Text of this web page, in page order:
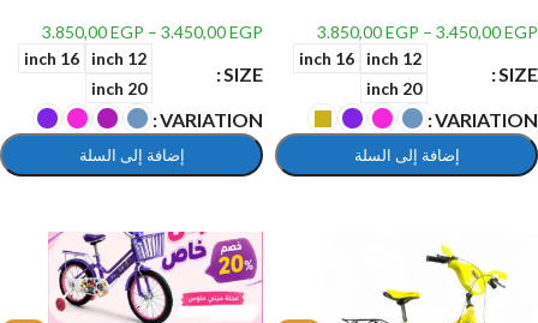
الي 12 سنة 3.450,00EGP
–
3.850,00EGP
SIZE
12 inch
16 inch
20 inch
VARIATION
إضافة إلى السلة
الي 12 سنة 3.450,00EGP
–
3.850,00EGP
SIZE
12 inch
16 inch
20 inch
VARIATION
إضافة إلى السلة